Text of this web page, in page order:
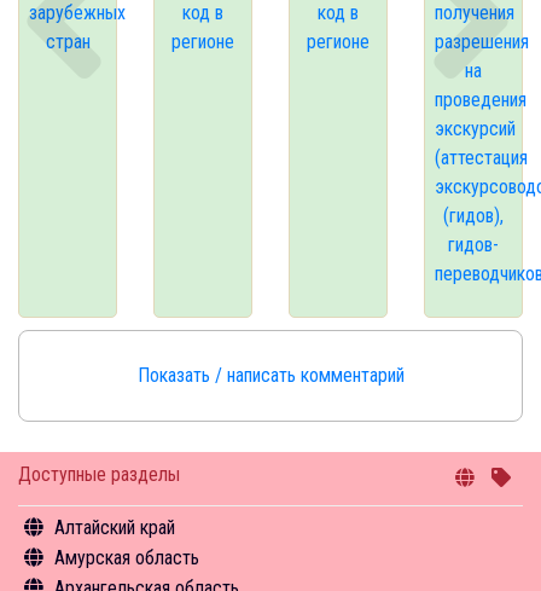
Доступные разделы
Алтайский край
Общая информация
Амурская область
зарубежных
стран
код в
регионе
код в
регионе
получения
разрешения
на
проведения
экскурсий
(аттестация
(гидов),
гидов-
Показать / написать комментарий